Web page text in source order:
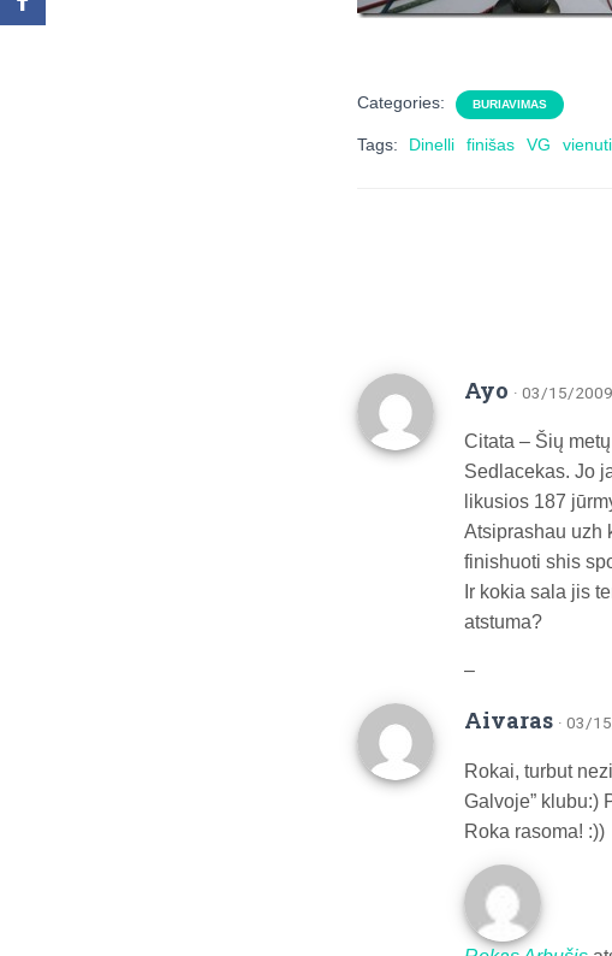
Categories: BURIAVIMAS
Tags: Dinelli finišas VG
Ayo · 03/15/
Citata – Šių
Sedlacekas. Jo
likusios 187
Atsiprashau uzh
finishuoti shis
Ir kokia sala jis
atstuma?
–
Aivaras · 03/
Rokai, turbut
Galvoje” klubu:)
Roka rasoma! :))